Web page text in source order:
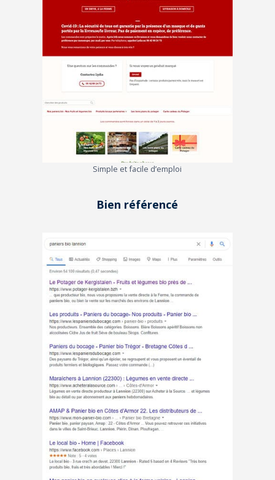
Simple et facile d’emploi
Bien référencé